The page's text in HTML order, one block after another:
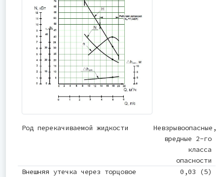
Род перекачиваемой жидкости
Невзрывоопасные,
вредные 2-го
класса
опасности
Внешняя утечка через торцовое
0,03 (5)